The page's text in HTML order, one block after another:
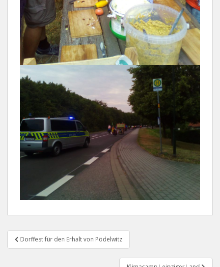
Beitragsnavigation
Dorffest für den Erhalt von Pödelwitz